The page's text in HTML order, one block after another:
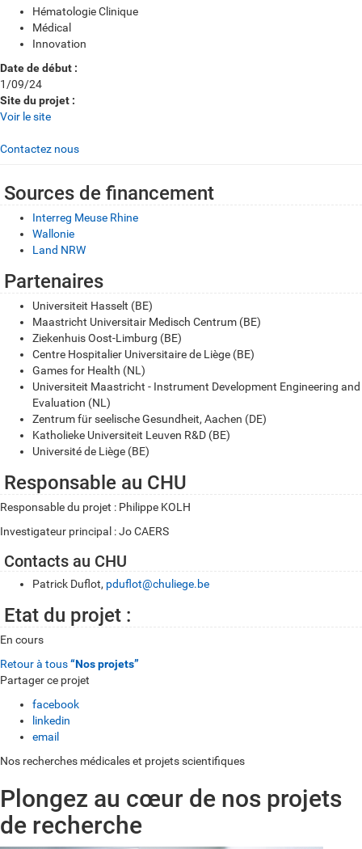
Hématologie Clinique
Médical
Innovation
Date de début :
1/09/24
Site du projet :
Voir le site
Contactez nous
Sources de financement
Interreg Meuse Rhine
Wallonie
Land NRW
Partenaires
Universiteit Hasselt (BE)
Maastricht Universitair Medisch Centrum (BE)
Ziekenhuis Oost-Limburg (BE)
Centre Hospitalier Universitaire de Liège (BE)
Games for Health (NL)
Universiteit Maastricht - Instrument Development Engineering and
Evaluation (NL)
Zentrum für seelische Gesundheit, Aachen (DE)
Katholieke Universiteit Leuven R&D (BE)
Université de Liège (BE)
Responsable au CHU
Responsable du projet : Philippe KOLH
Investigateur principal : Jo CAERS
Contacts au CHU
Patrick Duflot, pduflot@chuliege.be
Etat du projet :
En cours
Retour à tous“Nos projets”
Partager ce projet
facebook
linkedin
email
Nos recherches médicales et projets scientifiques
Plongez au cœur de nos projets
de recherche